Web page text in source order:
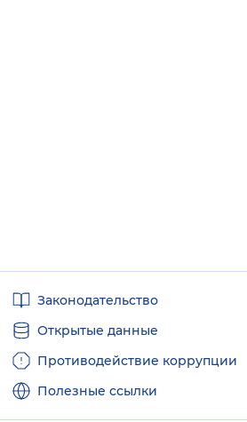
ссылкиЗаконодательство
Открытые данные
Противодействие коррупции
Полезные ссылки